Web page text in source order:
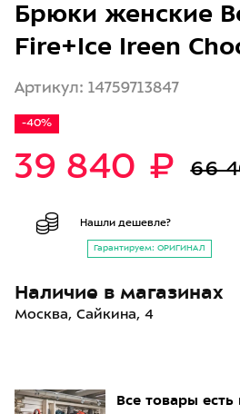
Все товары
Брюки женские
Fire+Ice Ireen
Артикул: 14759713847
-40%
39 840 ₽ 66
Нашли дешевле?
Гарантируем: ОРИГИНАЛ
Наличие в магазинах
Москва, Сайкина, 4